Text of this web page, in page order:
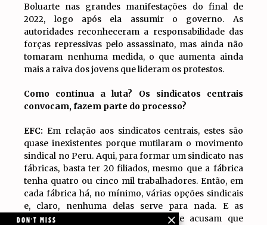
Boluarte nas grandes manifestações do final de
2022, logo após ela assumir o governo. As
autoridades reconheceram a responsabilidade das
forças repressivas pelo assassinato, mas ainda não
tomaram nenhuma medida, o que aumenta ainda
mais a raiva dos jovens que lideram os protestos.
Como continua a luta? Os sindicatos centrais
convocam, fazem parte do processo?
EFC: Em relação aos sindicatos centrais, estes são
quase inexistentes porque mutilaram o movimento
sindical no Peru. Aqui, para formar um sindicato nas
fábricas, basta ter 20 filiados, mesmo que a fábrica
tenha quatro ou cinco mil trabalhadores. Então, em
cada fábrica há, no mínimo, várias opções sindicais
e, claro, nenhuma delas serve para nada. E as
centrais sindicais que precisamente acusam que
DON'T MISS